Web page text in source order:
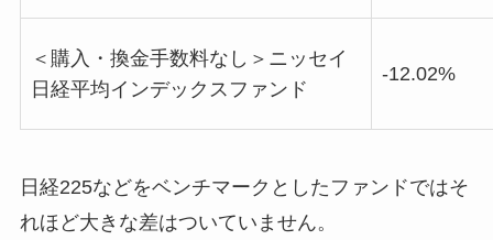
＜購入・換金手数料なし＞ニッセイ
日経平均インデックスファンド
-12.02%
日経225などをベンチマークとしたファンドではそ
れほど大きな差はついていません。